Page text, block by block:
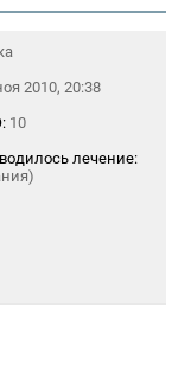
2010, 20:38
10
лечение: